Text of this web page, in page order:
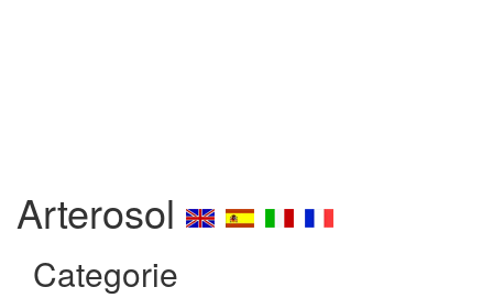
Arterosol
Categorie